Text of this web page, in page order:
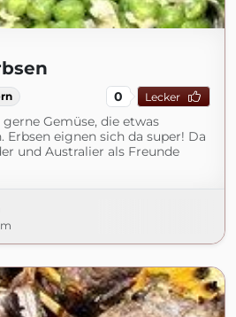
0 Lecker
Gemüse, die etwas
Erbsen eignen sich da super! Da
und Australier als Freunde